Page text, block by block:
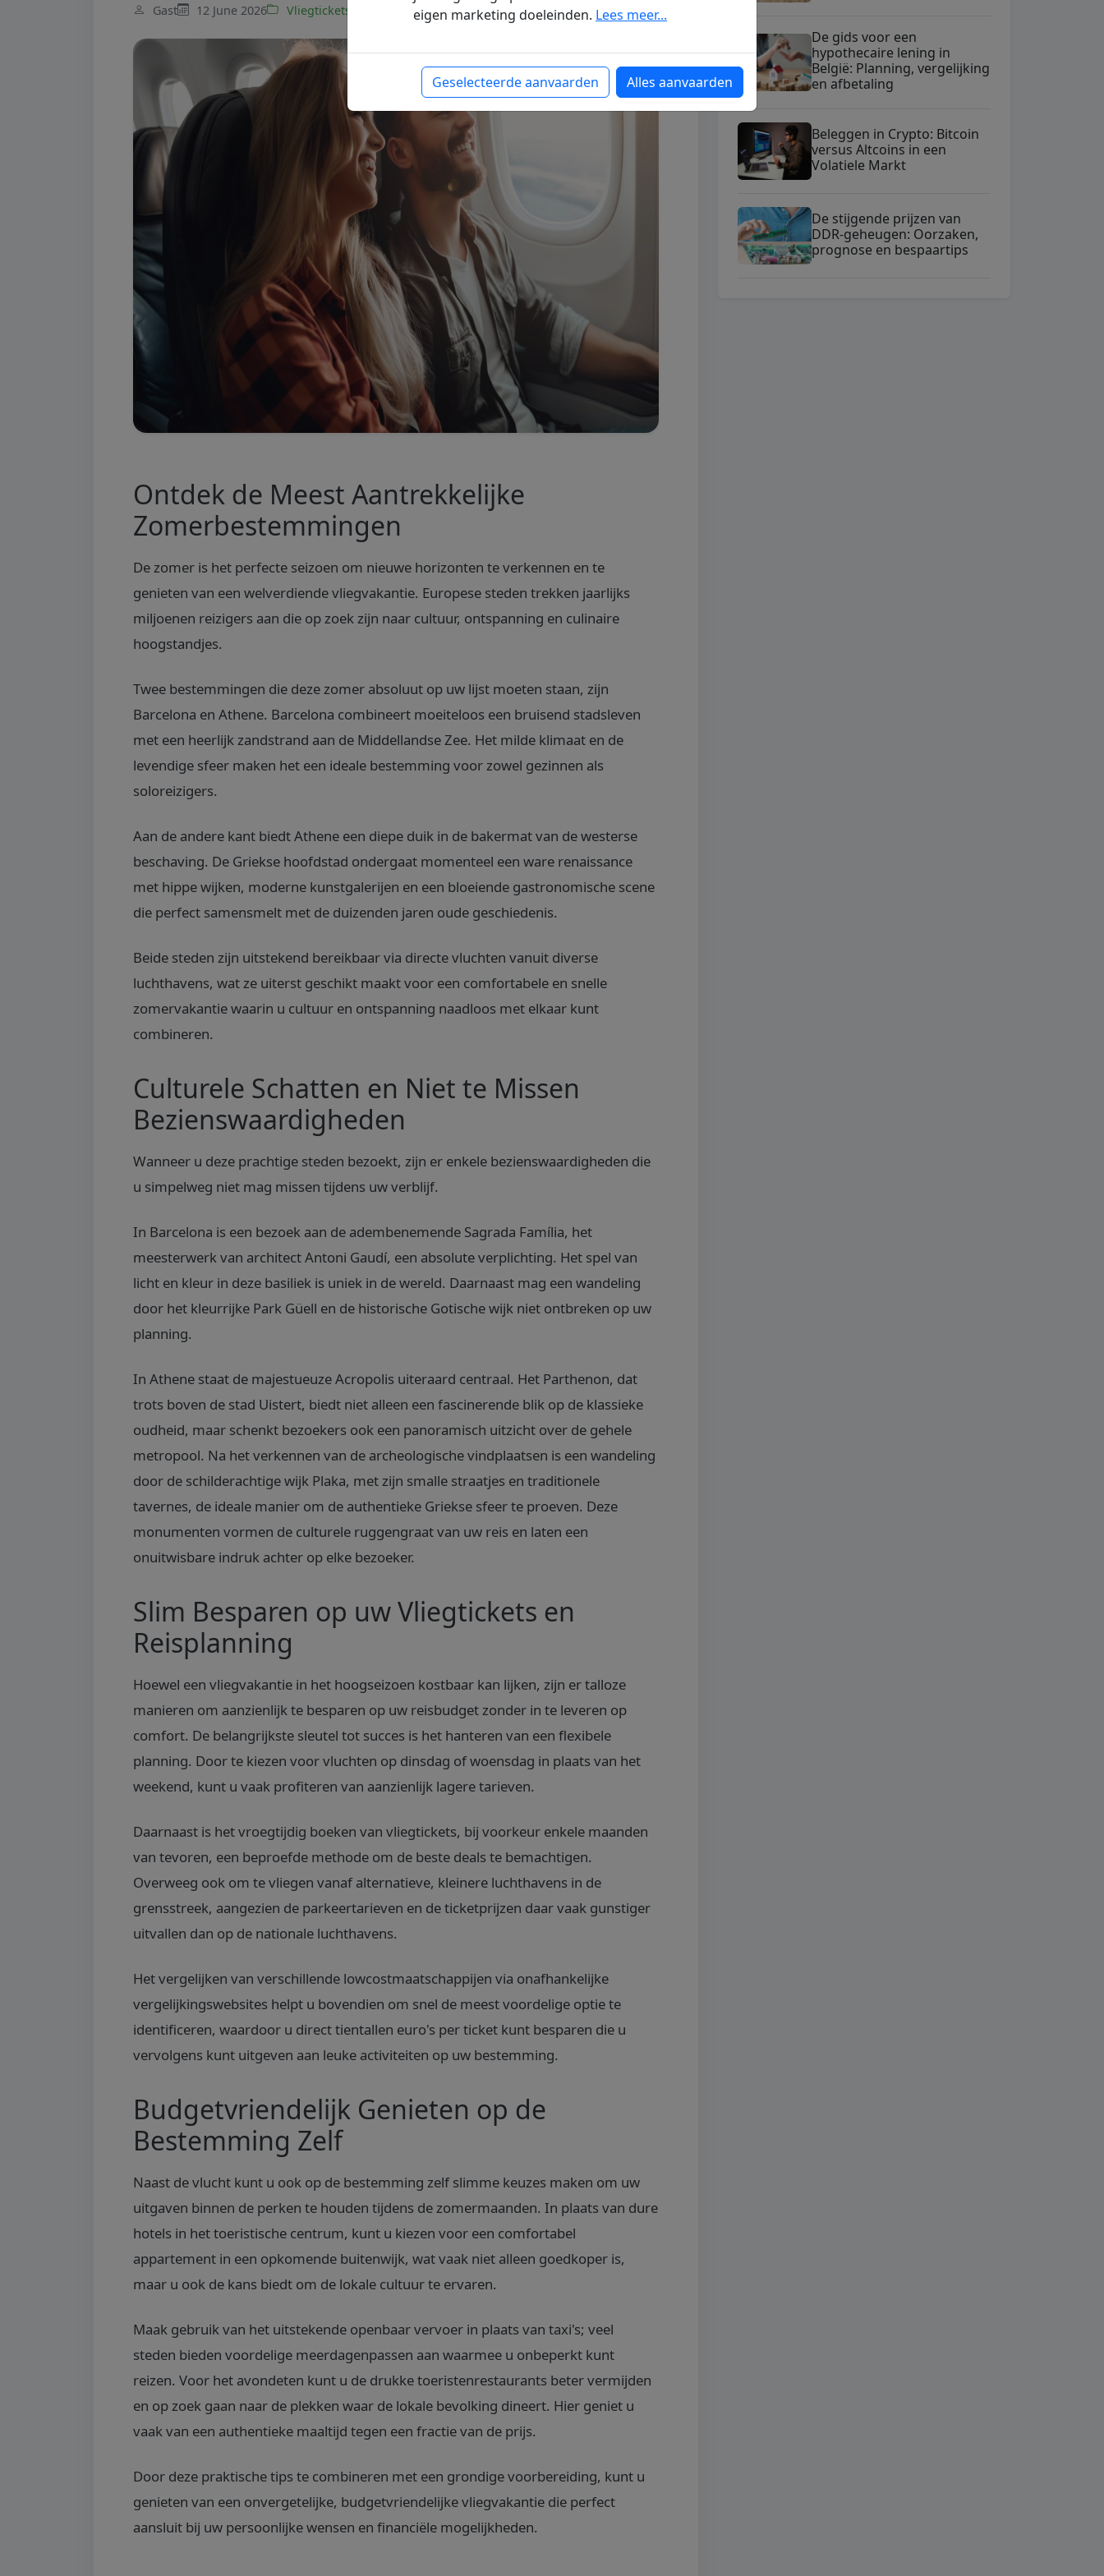
Gast 12 June 2026 Vliegtickets
Ontdek de Meest Aantrekkelijke
Zomerbestemmingen
De zomer is het perfecte seizoen om nieuwe horizonten te verkennen en te
genieten van een welverdiende vliegvakantie. Europese steden trekken jaarlijks
miljoenen reizigers aan die op zoek zijn naar cultuur, ontspanning en culinaire
hoogstandjes.
Twee bestemmingen die deze zomer absoluut op uw lijst moeten staan, zijn
Barcelona en Athene. Barcelona combineert moeiteloos een bruisend stadsleven
met een heerlijk zandstrand aan de Middellandse Zee. Het milde klimaat en de
levendige sfeer maken het een ideale bestemming voor zowel gezinnen als
soloreizigers.
Aan de andere kant biedt Athene een diepe duik in de bakermat van de westerse
beschaving. De Griekse hoofdstad ondergaat momenteel een ware renaissance
met hippe wijken, moderne kunstgalerijen en een bloeiende gastronomische scene
die perfect samensmelt met de duizenden jaren oude geschiedenis.
Beide steden zijn uitstekend bereikbaar via directe vluchten vanuit diverse
luchthavens, wat ze uiterst geschikt maakt voor een comfortabele en snelle
zomervakantie waarin u cultuur en ontspanning naadloos met elkaar kunt
combineren.
Culturele Schatten en Niet te Missen
Bezienswaardigheden
Wanneer u deze prachtige steden bezoekt, zijn er enkele bezienswaardigheden die
u simpelweg niet mag missen tijdens uw verblijf.
In Barcelona is een bezoek aan de adembenemende Sagrada Família, het
meesterwerk van architect Antoni Gaudí, een absolute verplichting. Het spel van
licht en kleur in deze basiliek is uniek in de wereld. Daarnaast mag een wandeling
door het kleurrijke Park Güell en de historische Gotische wijk niet ontbreken op uw
planning.
In Athene staat de majestueuze Acropolis uiteraard centraal. Het Parthenon, dat
trots boven de stad Uistert, biedt niet alleen een fascinerende blik op de klassieke
oudheid, maar schenkt bezoekers ook een panoramisch uitzicht over de gehele
metropool. Na het verkennen van de archeologische vindplaatsen is een wandeling
door de schilderachtige wijk Plaka, met zijn smalle straatjes en traditionele
tavernes, de ideale manier om de authentieke Griekse sfeer te proeven. Deze
monumenten vormen de culturele ruggengraat van uw reis en laten een
onuitwisbare indruk achter op elke bezoeker.
Slim Besparen op uw Vliegtickets en
Reisplanning
Hoewel een vliegvakantie in het hoogseizoen kostbaar kan lijken, zijn er talloze
manieren om aanzienlijk te besparen op uw reisbudget zonder in te leveren op
comfort. De belangrijkste sleutel tot succes is het hanteren van een flexibele
planning. Door te kiezen voor vluchten op dinsdag of woensdag in plaats van het
weekend, kunt u vaak profiteren van aanzienlijk lagere tarieven.
Daarnaast is het vroegtijdig boeken van vliegtickets, bij voorkeur enkele maanden
van tevoren, een beproefde methode om de beste deals te bemachtigen.
Overweeg ook om te vliegen vanaf alternatieve, kleinere luchthavens in de
grensstreek, aangezien de parkeertarieven en de ticketprijzen daar vaak gunstiger
uitvallen dan op de nationale luchthavens.
Het vergelijken van verschillende lowcostmaatschappijen via onafhankelijke
vergelijkingswebsites helpt u bovendien om snel de meest voordelige optie te
identificeren, waardoor u direct tientallen euro's per ticket kunt besparen die u
vervolgens kunt uitgeven aan leuke activiteiten op uw bestemming.
Budgetvriendelijk Genieten op de
Bestemming Zelf
Naast de vlucht kunt u ook op de bestemming zelf slimme keuzes maken om uw
uitgaven binnen de perken te houden tijdens de zomermaanden. In plaats van dure
hotels in het toeristische centrum, kunt u kiezen voor een comfortabel
appartement in een opkomende buitenwijk, wat vaak niet alleen goedkoper is,
maar u ook de kans biedt om de lokale cultuur te ervaren.
Maak gebruik van het uitstekende openbaar vervoer in plaats van taxi's; veel
steden bieden voordelige meerdagenpassen aan waarmee u onbeperkt kunt
reizen. Voor het avondeten kunt u de drukke toeristenrestaurants beter vermijden
en op zoek gaan naar de plekken waar de lokale bevolking dineert. Hier geniet u
vaak van een authentieke maaltijd tegen een fractie van de prijs.
Door deze praktische tips te combineren met een grondige voorbereiding, kunt u
genieten van een onvergetelijke, budgetvriendelijke vliegvakantie die perfect
aansluit bij uw persoonlijke wensen en financiële mogelijkheden.
De gids voor een
hypothecaire lening in
België: Planning, vergelijking
en afbetaling
Beleggen in Crypto: Bitcoin
versus Altcoins in een
Volatiele Markt
De stijgende prijzen van
DDR-geheugen: Oorzaken,
prognose en bespaartips
eigen marketing doeleinden. Lees meer...
Geselecteerde aanvaarden Alles aanvaarden